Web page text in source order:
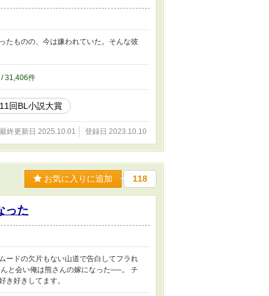
たものの、今は嫌われていた。そんな彼
/ 31,406件
回BL小説大賞
最終更新日 2025.10.01 登録日 2023.10.10
お気に入りに追加 118
った
ードの欠片もない山道で告白してフラれ
と会い俺は熊さんの嫁になった──。 チ
き好きしてます。